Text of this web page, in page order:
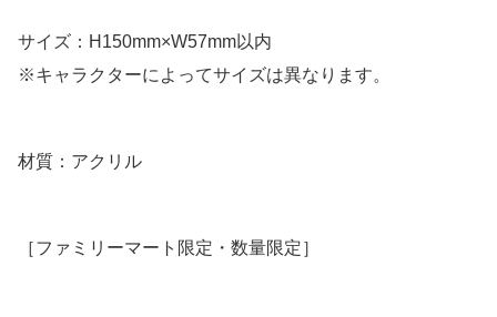
サイズ：H150mm×W57mm以内
※キャラクターによってサイズは異なります。
材質：アクリル
［ファミリーマート限定・数量限定］